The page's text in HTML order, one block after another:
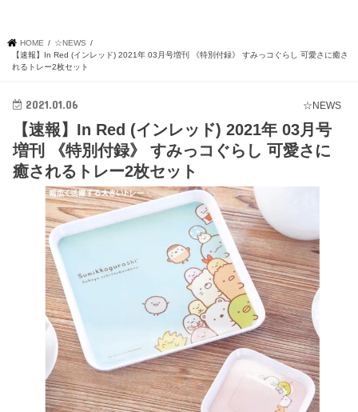
HOME
☆NEWS
【速報】In Red (インレッド) 2021年 03月号増刊 《特別付録》 すみっコぐらし 可愛さに癒さ
れるトレー2枚セット
☆NEWS
2021.01.06
【速報】In Red (インレッド) 2021年 03月号
増刊 《特別付録》 すみっコぐらし 可愛さに
癒されるトレー2枚セット